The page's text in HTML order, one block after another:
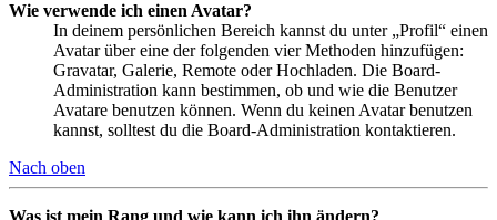
Wie verwende ich einen Avatar?
In deinem persönlichen Bereich kannst du unter „Profil“ einen
Avatar über eine der folgenden vier Methoden hinzufügen:
Gravatar, Galerie, Remote oder Hochladen. Die Board-
Administration kann bestimmen, ob und wie die Benutzer
Avatare benutzen können. Wenn du keinen Avatar benutzen
kannst, solltest du die Board-Administration kontaktieren.
Nach oben